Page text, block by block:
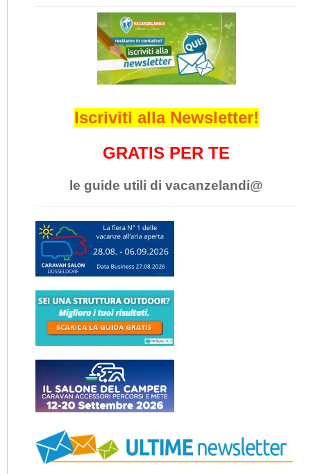
Iscriviti alla Newsletter!
GRATIS PER TE
le guide utili di vacanzelandi@